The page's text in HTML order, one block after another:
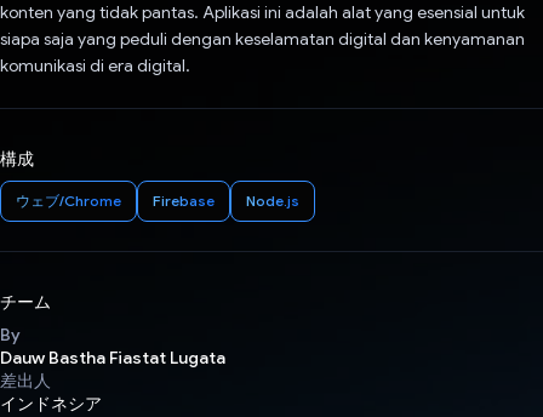
konten yang tidak pantas. Aplikasi ini adalah alat yang esensial untuk
siapa saja yang peduli dengan keselamatan digital dan kenyamanan
komunikasi di era digital.
構成
ウェブ/Chrome Firebase Node.js
チーム
By
Dauw Bastha Fiastat Lugata
差出人
インドネシア